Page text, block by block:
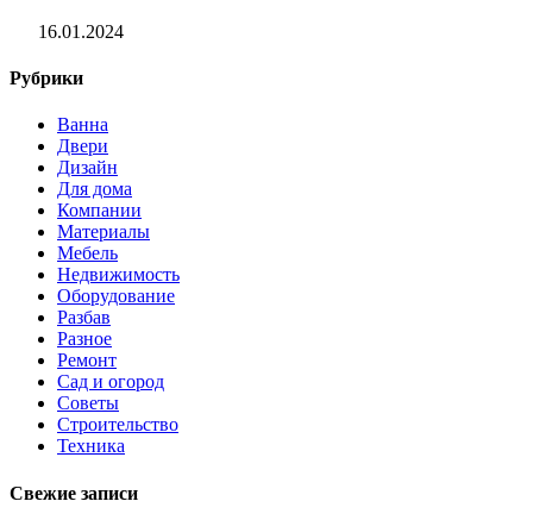
16.01.2024
Рубрики
Ванна
Двери
Дизайн
Для дома
Компании
Материалы
Мебель
Недвижимость
Оборудование
Разбав
Разное
Ремонт
Сад и огород
Советы
Строительство
Техника
Свежие записи